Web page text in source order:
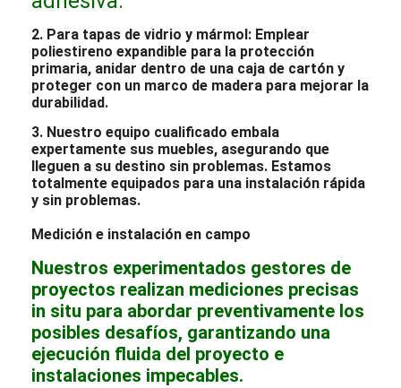
2. Para tapas de vidrio y mármol: Emplear
poliestireno expandible para la protección
primaria, anidar dentro de una caja de cartón y
proteger con un marco de madera para mejorar la
durabilidad.
3. Nuestro equipo cualificado embala
expertamente sus muebles, asegurando que
lleguen a su destino sin problemas. Estamos
totalmente equipados para una instalación rápida
y sin problemas.
Medición e instalación en campo
Nuestros experimentados gestores de
proyectos realizan mediciones precisas
in situ para abordar preventivamente los
posibles desafíos, garantizando una
ejecución fluida del proyecto e
instalaciones impecables.